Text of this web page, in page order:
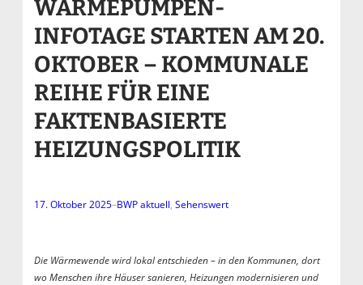
WÄRMEPUMPEN-
INFOTAGE STARTEN AM 20.
OKTOBER – KOMMUNALE
REIHE FÜR EINE
FAKTENBASIERTE
HEIZUNGSPOLITIK
17. Oktober 2025–BWP aktuell, Sehenswert
Die Wärmewende wird lokal entschieden – in den Kommunen, dort
wo Menschen ihre Häuser sanieren, Heizungen modernisieren und